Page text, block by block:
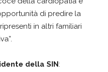
di predire la
in altri familiari
della SIN: